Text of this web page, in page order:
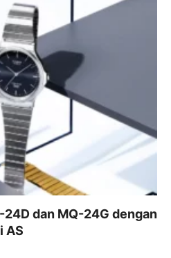
dan MQ-24G dengan
AS